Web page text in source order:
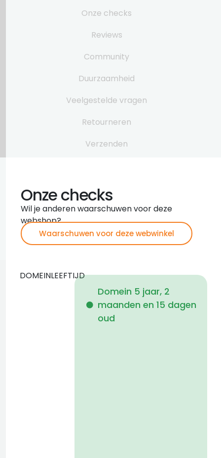
Onze checks
Reviews
Community
Duurzaamheid
Veelgestelde vragen
Retourneren
Verzenden
Onze checks
Wil je anderen waarschuwen voor deze
webshop?
Waarschuwen voor deze webwinkel
DOMEINLEEFTIJD
Domein 5 jaar, 2
maanden en 15 dagen
oud